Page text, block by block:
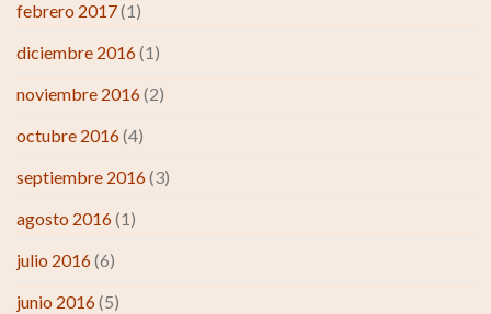
febrero 2017(1)
diciembre 2016(1)
noviembre 2016(2)
octubre 2016(4)
septiembre 2016(3)
agosto 2016(1)
julio 2016(6)
junio 2016(5)